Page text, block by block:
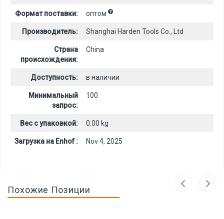
Формат поставки: оптом
Производитель: Shanghai Harden Tools Co., Ltd
Страна
происхождения:
China
Доступность: в наличии
Минимальный
запрос:
100
Вес с упаковкой: 0.00 kg
Загрузка на Enhof : Nov 4, 2025
Похожие Позиции